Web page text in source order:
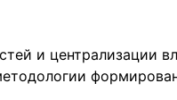
и централизации